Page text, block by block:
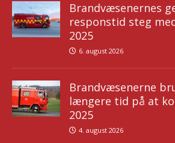
Brandvæsenernes
responstid steg
2025
6. august 2026
Brandvæsenerne
længere tid på at
2025
4. august 2026